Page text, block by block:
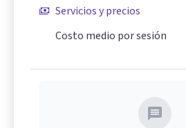
Servicios y precios
Costo medio por sesión